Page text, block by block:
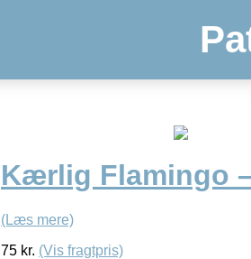
Kærlig Flamingo
(Læs mere)
75 kr. (Vis fragtpris)